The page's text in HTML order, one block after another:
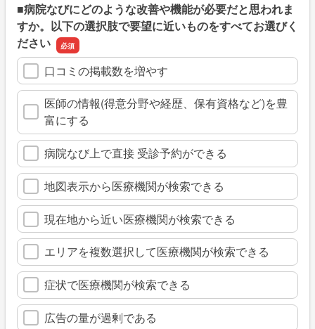
■病院なびにどのような改善や機能が必要だと思われま
すか。以下の選択肢で要望に近いものをすべてお選びく
ださい
口コミの掲載数を増やす
医師の情報(得意分野や経歴、保有資格など)を豊
富にする
病院なび上で直接 受診予約ができる
地図表示から医療機関が検索できる
現在地から近い医療機関が検索できる
エリアを複数選択して医療機関が検索できる
症状で医療機関が検索できる
広告の量が過剰である